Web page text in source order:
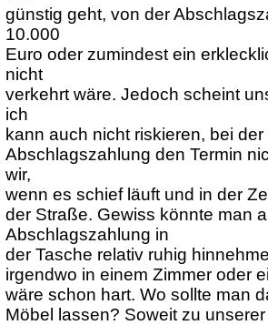
günstig geht, von der
10.000
Euro oder zumindest ein
nicht
verkehrt wäre. Jedoch scheint
ich
kann auch nicht riskieren, bei
Abschlagszahlung den Termin
wir,
wenn es schief läuft und in der
der Straße. Gewiss könnte man
Abschlagszahlung in
der Tasche relativ ruhig
irgendwo in einem Zimmer oder
wäre schon hart. Wo sollte man
Möbel lassen? Soweit zu